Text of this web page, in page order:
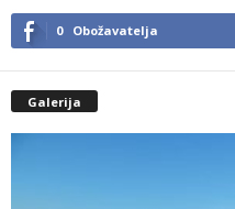
0 Obožavatelja
Galerija